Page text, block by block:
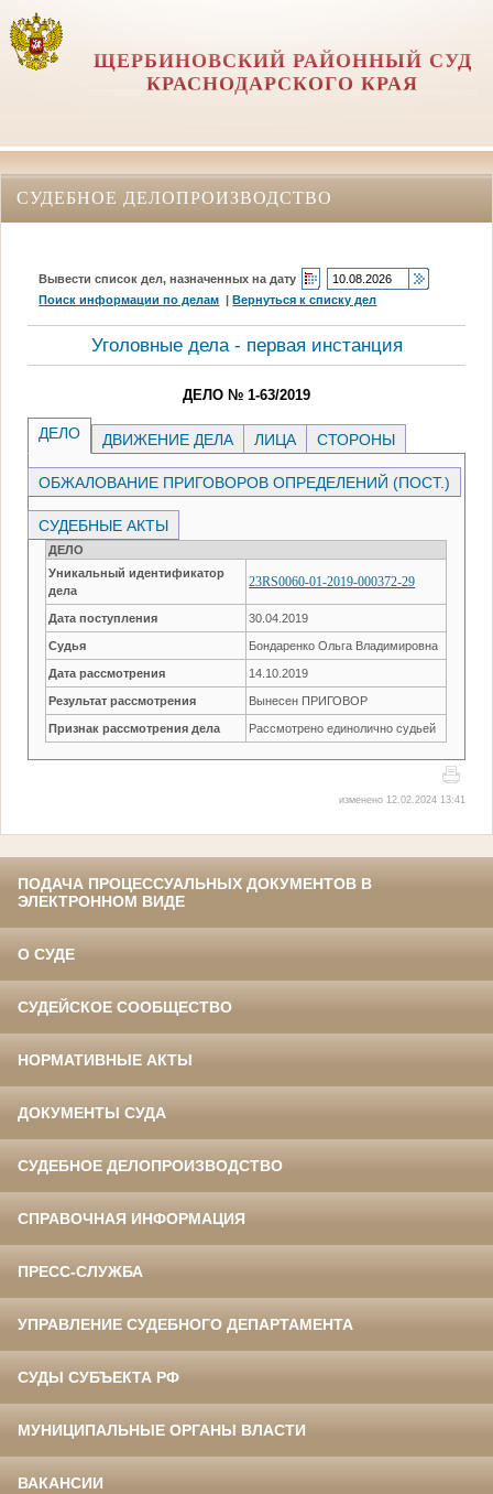
ЩЕРБИНОВСКИЙ РАЙОННЫЙ СУД
КРАСНОДАРСКОГО КРАЯ
СУДЕБНОЕ ДЕЛОПРОИЗВОДСТВО
Вывести список дел, назначенных на дату
Поиск информации по делам |Вернуться к списку дел
Уголовные дела - первая инстанция
ДЕЛО № 1-63/2019
ДЕЛО ДВИЖЕНИЕ ДЕЛА ЛИЦА СТОРОНЫ
ОБЖАЛОВАНИЕ ПРИГОВОРОВ ОПРЕДЕЛЕНИЙ (ПОСТ.)
СУДЕБНЫЕ АКТЫ
ДЕЛО
Уникальный идентификатор
дела
23RS0060-01-2019-000372-29
Дата поступления 30.04.2019
Судья Бондаренко Ольга Владимировна
Дата рассмотрения 14.10.2019
Результат рассмотрения Вынесен ПРИГОВОР
Признак рассмотрения дела Рассмотрено единолично судьей
изменено 12.02.2024 13:41
ПОДАЧА ПРОЦЕССУАЛЬНЫХ ДОКУМЕНТОВ В
ЭЛЕКТРОННОМ ВИДЕ
О СУДЕ
СУДЕЙСКОЕ СООБЩЕСТВО
НОРМАТИВНЫЕ АКТЫ
ДОКУМЕНТЫ СУДА
СУДЕБНОЕ ДЕЛОПРОИЗВОДСТВО
СПРАВОЧНАЯ ИНФОРМАЦИЯ
ПРЕСС-СЛУЖБА
УПРАВЛЕНИЕ СУДЕБНОГО ДЕПАРТАМЕНТА
СУДЫ СУБЪЕКТА РФ
МУНИЦИПАЛЬНЫЕ ОРГАНЫ ВЛАСТИ
ВАКАНСИИ